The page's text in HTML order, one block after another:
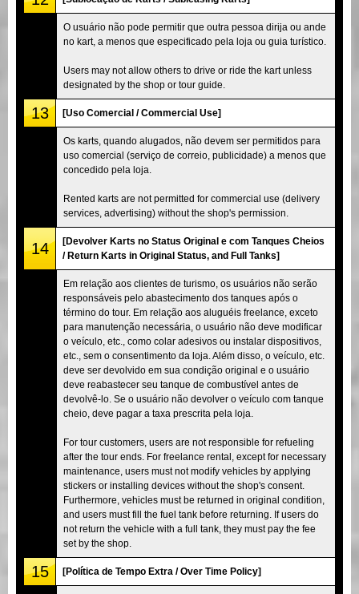
O usuário não pode permitir que outra pessoa dirija ou ande
no kart, a menos que especificado pela loja ou guia turístico.
Users may not allow others to drive or ride the kart unless
designated by the shop or tour guide.
13 [Uso Comercial / Commercial Use]
Os karts, quando alugados, não devem ser permitidos para
uso comercial (serviço de correio, publicidade) a menos que
concedido pela loja.
Rented karts are not permitted for commercial use (delivery
services, advertising) without the shop's permission.
14
[Devolver Karts no Status Original e com Tanques Cheios
/ Return Karts in Original Status, and Full Tanks]
Em relação aos clientes de turismo, os usuários não serão
responsáveis pelo abastecimento dos tanques após o
término do tour. Em relação aos aluguéis freelance, exceto
para manutenção necessária, o usuário não deve modificar
o veículo, etc., como colar adesivos ou instalar dispositivos,
etc., sem o consentimento da loja. Além disso, o veículo, etc.
deve ser devolvido em sua condição original e o usuário
deve reabastecer seu tanque de combustível antes de
devolvê-lo. Se o usuário não devolver o veículo com tanque
cheio, deve pagar a taxa prescrita pela loja.
For tour customers, users are not responsible for refueling
after the tour ends. For freelance rental, except for necessary
maintenance, users must not modify vehicles by applying
stickers or installing devices without the shop's consent.
Furthermore, vehicles must be returned in original condition,
and users must fill the fuel tank before returning. If users do
not return the vehicle with a full tank, they must pay the fee
set by the shop.
15 [Política de Tempo Extra / Over Time Policy]